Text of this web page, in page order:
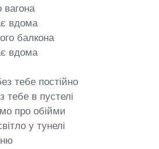
вагона
вдома
балкона
вдома
тебе постійно
тебе в пустелі
про обійми
у тунелі